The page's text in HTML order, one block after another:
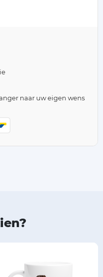
naar uw eigen wens